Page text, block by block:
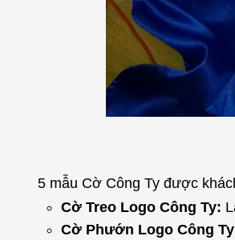
5 mẫu Cờ Công Ty được
Cờ Treo Logo Công Ty:
Cờ Phướn Logo Công